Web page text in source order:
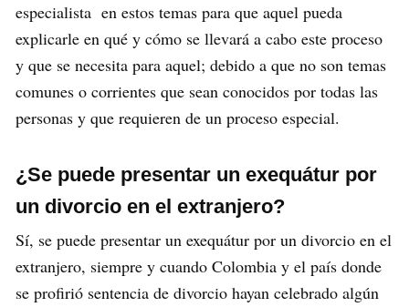
especialista en estos temas para que aquel pueda
explicarle en qué y cómo se llevará a cabo este proceso
y que se necesita para aquel; debido a que no son temas
comunes o corrientes que sean conocidos por todas las
personas y que requieren de un proceso especial.
¿Se puede presentar un exequátur por
un divorcio en el extranjero?
Sí, se puede presentar un exequátur por un divorcio en el
extranjero, siempre y cuando Colombia y el país donde
se profirió sentencia de divorcio hayan celebrado algún